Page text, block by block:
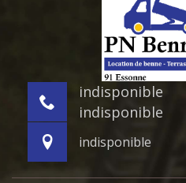
indisponible
indisponible
indisponible